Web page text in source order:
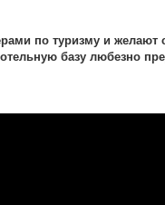
по туризму и
базу любезно